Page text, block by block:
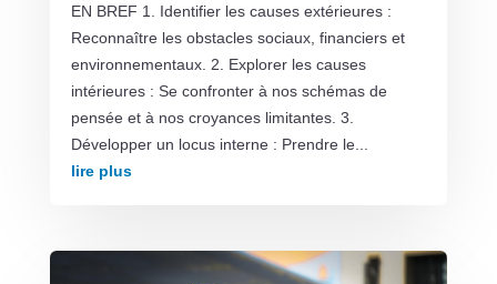
EN BREF 1. Identifier les causes extérieures :
Reconnaître les obstacles sociaux, financiers et
environnementaux. 2. Explorer les causes
intérieures : Se confronter à nos schémas de
pensée et à nos croyances limitantes. 3.
Développer un locus interne : Prendre le...
lire plus